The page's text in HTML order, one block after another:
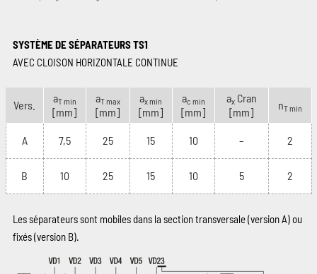
SYSTÈME DE SÉPARATEURS TS1
AVEC CLOISON HORIZONTALE CONTINUE
Vers.
aT min
[mm]
aT max
[mm]
ax min
[mm]
ac min
[mm]
axCran
[mm]
nT min
A 7,5 25 15 10 – 2
B 10 25 15 10 5 2
Les séparateurs sont mobiles dans la section transversale (version A) ou
fixés (version B).